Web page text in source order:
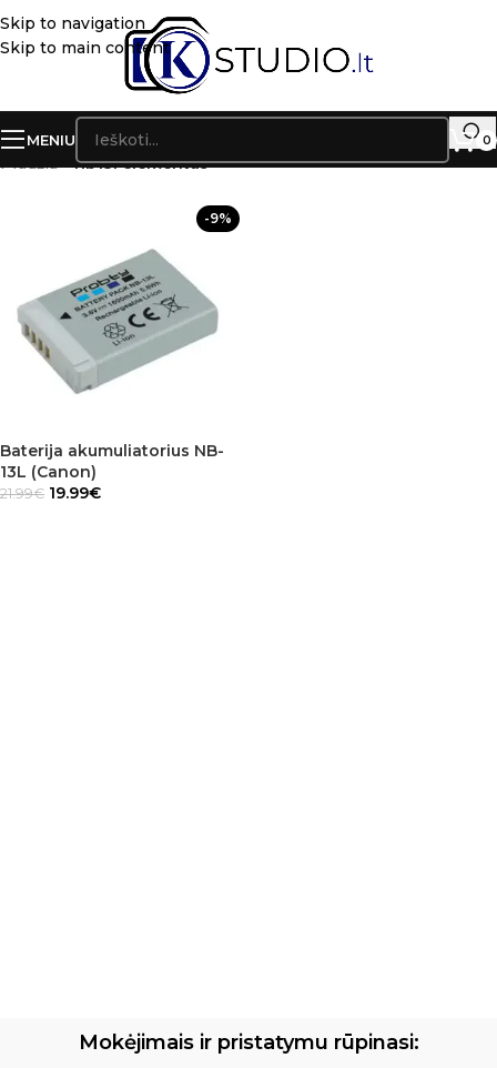
Skip to navigation
Skip to main content
MENIU 0
Pradžia»nb13l elementas
-9%
Baterija akumuliatorius NB-
13L (Canon)
21.99€ 19.99€
Mokėjimais ir pristatymu rūpinasi: